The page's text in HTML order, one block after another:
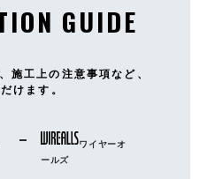
GUIDE
施工上の注意事項など、
けます。
ワイヤーオ
ールズ